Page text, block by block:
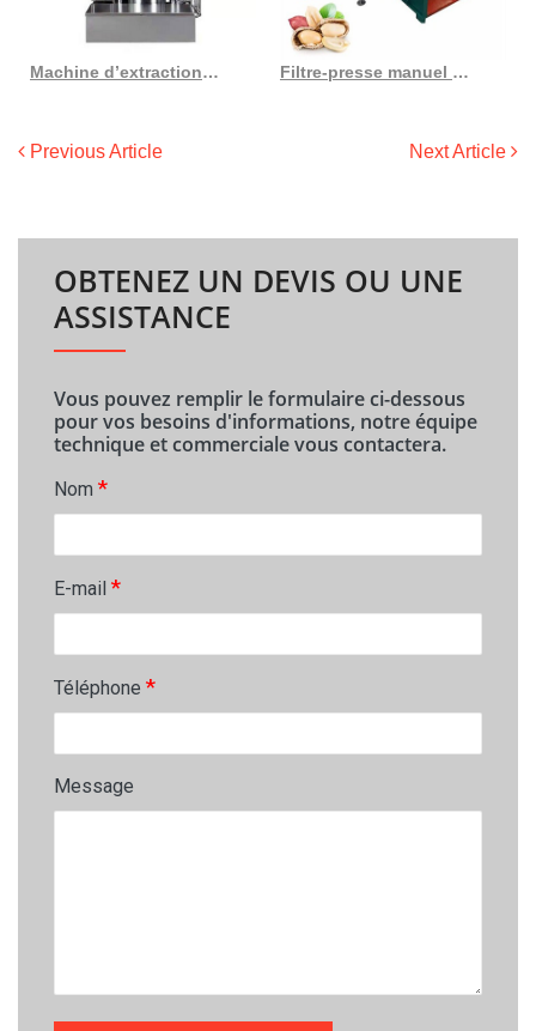
Machine d’extraction d’huile de graines de figue de Barbarie, meilleure vente, prix d’usine Filtre-presse manuel à plaque et à cadre, filtre-presse à huile de noix de coco de haute qualité
Previous Article Next Article
OBTENEZ UN DEVIS OU UNE
ASSISTANCE
Vous pouvez remplir le formulaire ci-dessous
pour vos besoins d'informations, notre équipe
technique et commerciale vous contactera.
Nom *
E-mail *
Téléphone *
Message